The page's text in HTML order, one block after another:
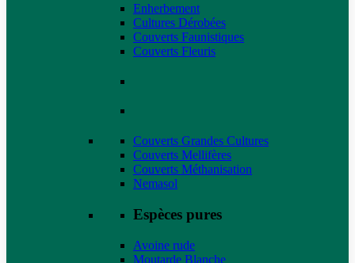
Enherbement
Cultures Dérobées
Couverts Faunistiques
Couverts Fleuris
Couverts Grandes Cultures
Couverts Mellifères
Couverts Méthanisation
Nemasol
Espèces pures
Avoine rude
Moutarde Blanche